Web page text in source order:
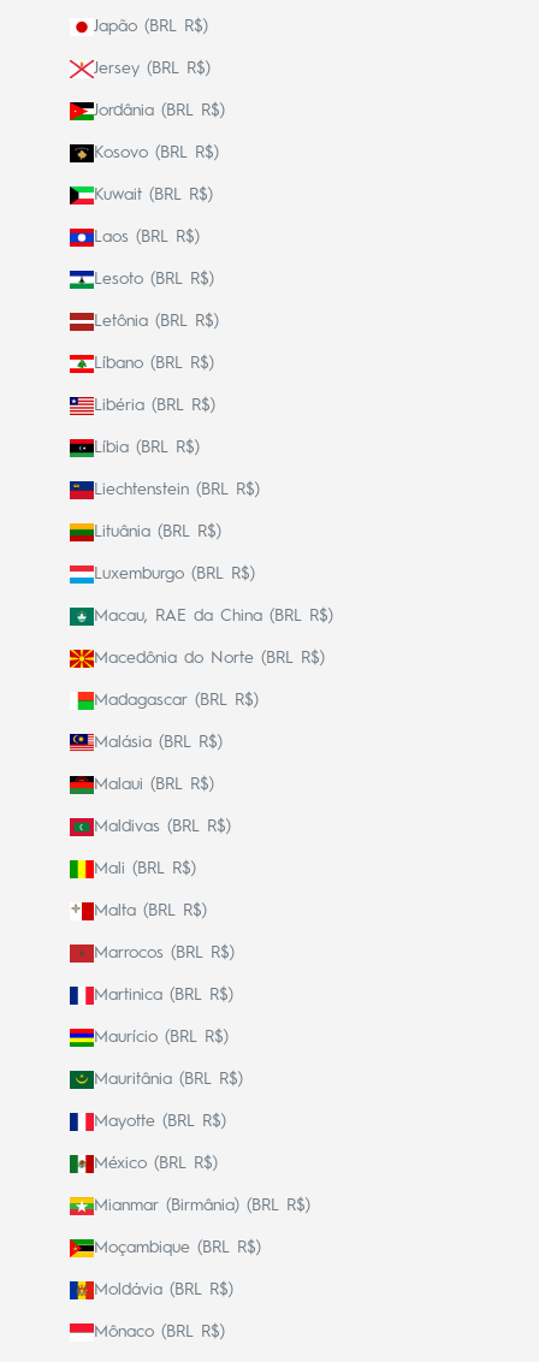
Japão (BRL R$)
Jersey (BRL R$)
Jordânia (BRL R$)
Kosovo (BRL R$)
Kuwait (BRL R$)
Laos (BRL R$)
Lesoto (BRL R$)
Letônia (BRL R$)
Líbano (BRL R$)
Libéria (BRL R$)
Líbia (BRL R$)
Liechtenstein (BRL R$)
Lituânia (BRL R$)
Luxemburgo (BRL R$)
Macau, RAE da China (BRL R$)
Macedônia do Norte (BRL R$)
Madagascar (BRL R$)
Malásia (BRL R$)
Malaui (BRL R$)
Maldivas (BRL R$)
Mali (BRL R$)
Malta (BRL R$)
Marrocos (BRL R$)
Martinica (BRL R$)
Maurício (BRL R$)
Mauritânia (BRL R$)
Mayotte (BRL R$)
México (BRL R$)
Mianmar (Birmânia) (BRL R$)
Moçambique (BRL R$)
Moldávia (BRL R$)
Mônaco (BRL R$)